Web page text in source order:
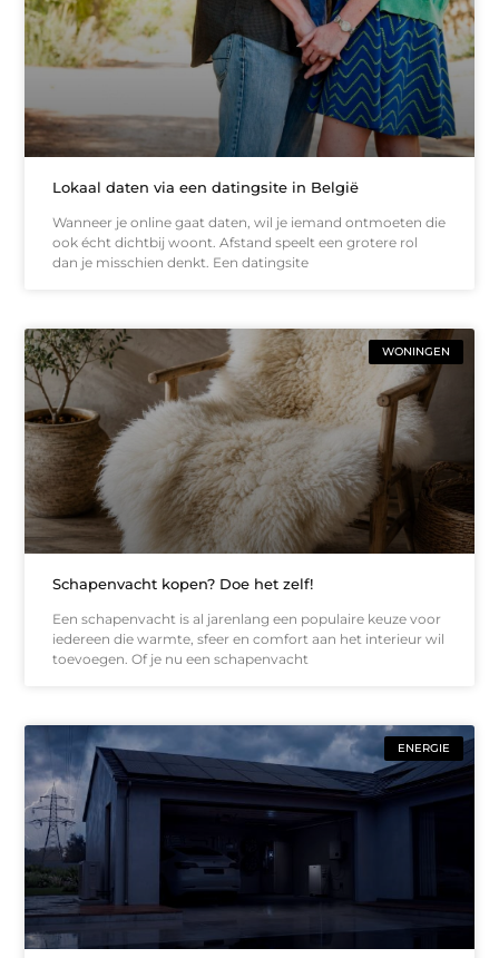
Lokaal daten via een datingsite in België
Wanneer je online gaat daten, wil je iemand ontmoeten die
ook écht dichtbij woont. Afstand speelt een grotere rol
dan je misschien denkt. Een datingsite
WONINGEN
Schapenvacht kopen? Doe het zelf!
Een schapenvacht is al jarenlang een populaire keuze voor
iedereen die warmte, sfeer en comfort aan het interieur wil
toevoegen. Of je nu een schapenvacht
ENERGIE